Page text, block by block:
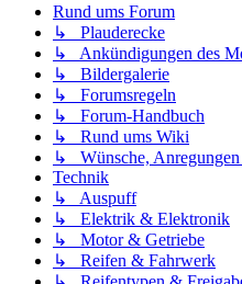
Rund ums Forum
↳ Plauderecke
↳ Ankündigungen des
↳ Bildergalerie
↳ Forumsregeln
↳ Forum-Handbuch
↳ Rund ums Wiki
↳ Wünsche, Anregungen
Technik
↳ Auspuff
↳ Elektrik & Elektronik
↳ Motor & Getriebe
↳ Reifen & Fahrwerk